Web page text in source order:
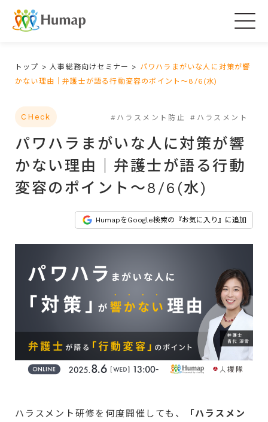
トップ >人事総務向けセミナー > パワハラまがいな人に対策が響
かない理由｜弁護士が語る行動変容のポイント～8/6(水)
CHeck #ハラスメント防止 #ハラスメント
パワハラまがいな人に対策が響
かない理由｜弁護士が語る行動
変容のポイント～8/6(水)
HumapをGoogle検索の『お気に入り』に追加
ハラスメント研修を何度開催しても、
「ハラスメン